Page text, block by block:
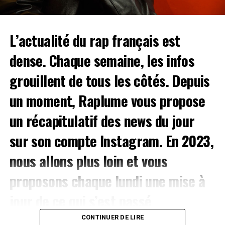
C’était le monde ou rien
auquel je prétendais
laHalle des Glisses du 2 au 3 juin. Réservez vite vos
VYV Festival – Dijon (du 9 au 11 juin)
On
L’actualité du rap français est
dense. Chaque semaine, les infos
grouillent de tous les côtés. Depuis
un moment, Raplume vous propose
un récapitulatif des news du jour
sur soncompte Instagram. En 2023,
nous allons plus loin et vous
proposons chaque lundi une mise à
CONTINUER DE LIRE